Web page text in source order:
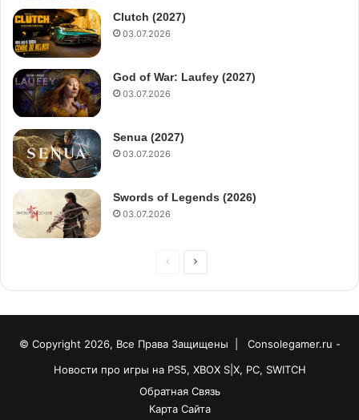
Clutch (2027)
03.07.2026
God of War: Laufey (2027)
03.07.2026
Senua (2027)
03.07.2026
Swords of Legends (2026)
03.07.2026
© Copyright 2026, Все Права Защищены |
Consolegamer.ru -
Новости про игры на PS5, XBOX S|X, PC, SWITCH
Обратная Связь
Карта Сайта